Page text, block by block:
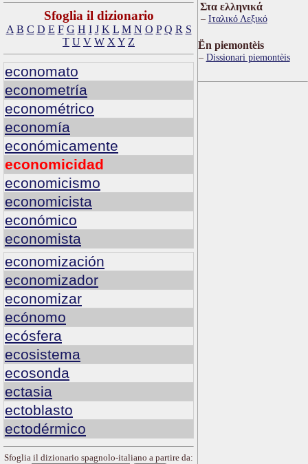
Sfoglia il dizionario
A B C D E F G H I J K L M N O P Q R S
T U V W X Y Z
economato
econometría
econométrico
economía
económicamente
economicidad
economicismo
economicista
económico
economista
economización
economizador
economizar
ecónomo
ecósfera
ecosistema
ecosonda
ectasia
ectoblasto
ectodérmico
Sfoglia il dizionario spagnolo-italiano a partire da:
Στα ελληνικά
Ιταλικό Λεξικό
Ën piemontèis
Dissionari piemontèis